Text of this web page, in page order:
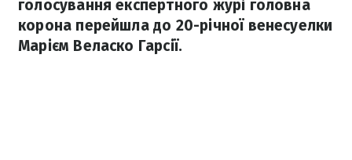
голосування експертного журі головна
корона перейшла до 20-річної венесуелки
Марієм Веласко Гарсії.